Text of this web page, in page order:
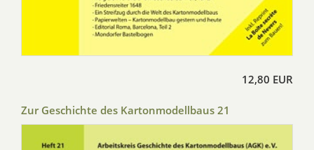
12,80 EUR
Zur Geschichte des Kartonmodellbaus 21